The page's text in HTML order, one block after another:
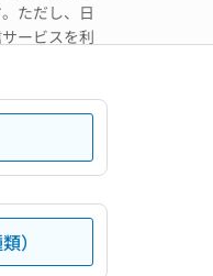
ただし、日
ービスを利
）